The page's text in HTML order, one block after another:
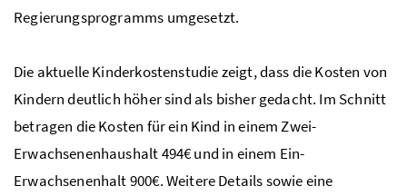
Regierungsprogramms umgesetzt.
Die aktuelle Kinderkostenstudie zeigt, dass die Kosten von
Kindern deutlich höher sind als bisher gedacht. Im Schnitt
betragen die Kosten für ein Kind in einem Zwei-
Erwachsenenhaushalt 494€ und in einem Ein-
Erwachsenenhalt 900€. Weitere Details sowie eine